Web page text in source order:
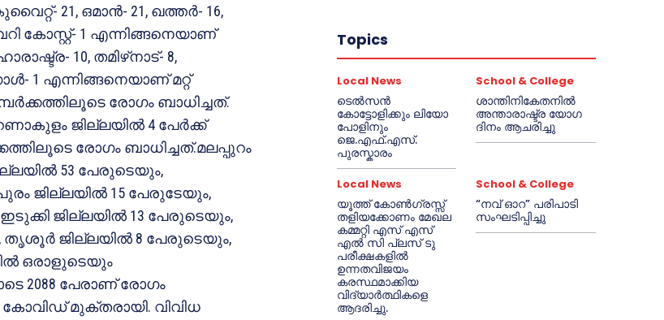
21, ഒമാന്‍- 21, ഖത്തര്‍- 16,
കോസ്റ്റ്- 1 എന്നിങ്ങനെയാണ്
10, തമിഴ്‌നാട്- 8,
1 എന്നിങ്ങനെയാണ് മറ്റ്
രോഗം ബാധിച്ചത്.
ജില്ലയില്‍ 4 പേര്‍ക്ക്
രോഗം ബാധിച്ചത്.മലപ്പുറം
53 പേരുടെയും,
ജില്ലയില്‍ 15 പേരുടേയും,
ജില്ലയില്‍ 13 പേരുടെയും,
തൃശൂര്‍ ജില്ലയില്‍ 8 പേരുടെയും,
ഒരാളുടെയും
2088 പേരാണ് രോഗം
കോവിഡ് മുക്തരായി. വിവിധ
Topics
Local News
ടെൽസൻ
കോട്ടോളിക്കും ലിയോ
പോളിനും
ജെ.എഫ്.എസ്.
പുരസ്കാരം
School & College
ശാന്തിനികേതനിൽ
അന്താരാഷ്ട്ര യോഗ
ദിനം ആചരിച്ചു
Local News
യൂത്ത് കോൺഗ്രസ്സ്
തളിയക്കോണം മേഖല
കമ്മറ്റി എസ് എസ്
എൽ സി പ്ലസ് ടു
പരീക്ഷകളിൽ
ഉന്നതവിജയം
കരസ്ഥമാക്കിയ
വിദ്യാർത്ഥികളെ
ആദരിച്ചു.
School & College
“നവ് ഓറ” പരിപാടി
സംഘടിപ്പിച്ചു